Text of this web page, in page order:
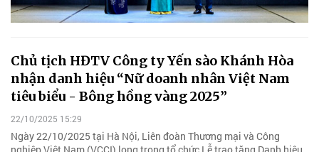
Chủ tịch HĐTV Công ty Yến sào Khánh Hòa
nhận danh hiệu “Nữ doanh nhân Việt Nam
tiêu biểu - Bông hồng vàng 2025”
22/10/2025 15:29
Ngày 22/10/2025 tại Hà Nội, Liên đoàn Thương mại và Công
nghiệp Việt Nam (VCCI) long trọng tổ chức Lễ trao tặng Danh hiệu